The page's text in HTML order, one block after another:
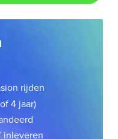
rijden
4 jaar)
inleveren